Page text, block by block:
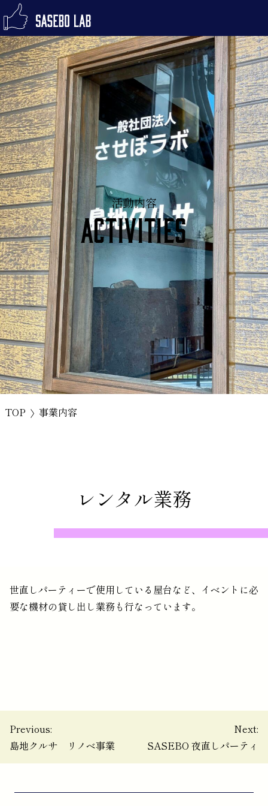
Skip
to
content
Primary Menu
Privacy Policy
お問い合わせ
メディア掲載のお問い合わせ
させぼラボについて
イベント告知
お知らせとご報告
事業内容
法人概要
メディア掲載
お問い合わせ
活動内容
Activities
TOP 事業内容
レンタル業務
世直しパーティーで使用している屋台など、イベントに必
要な機材の貸し出し業務も行なっています。
投
稿
ビ
Previous:
島地クルサ リノベ事業
Next:
SASEBO 夜直しパーティ